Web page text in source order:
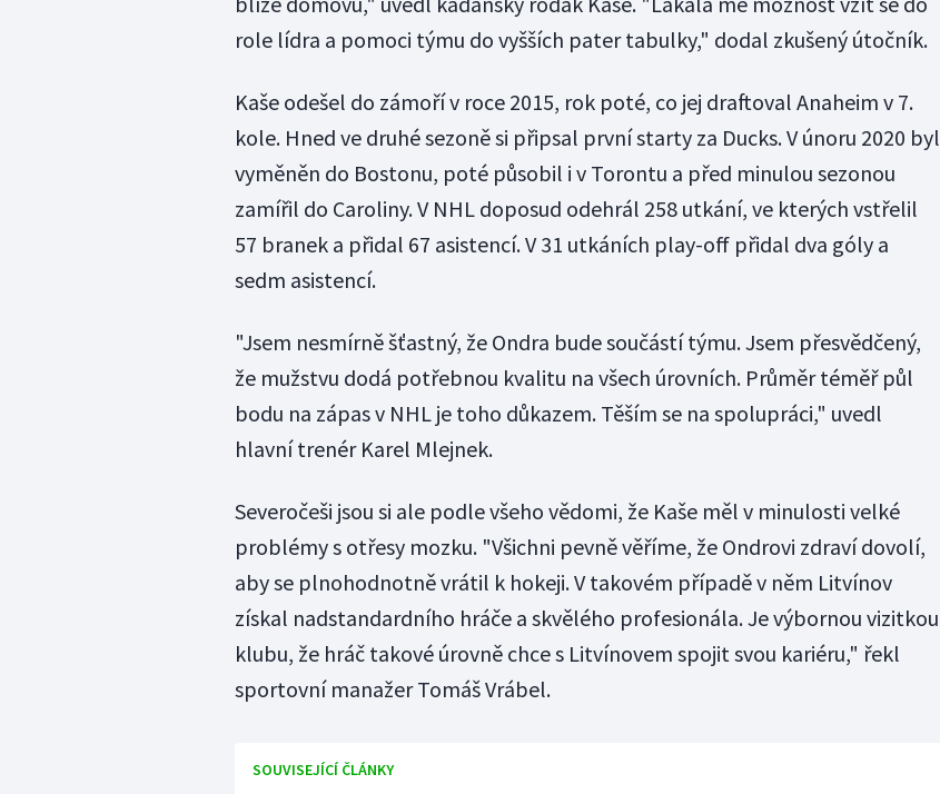
role lídra a pomoci týmu do vyšších pater tabulky," dodal zkušený útočník.
Kaše odešel do zámoří v roce 2015, rok poté, co jej draftoval Anaheim v 7.
kole. Hned ve druhé sezoně si připsal první starty za Ducks. V únoru 2020 byl
vyměněn do Bostonu, poté působil i v Torontu a před minulou sezonou
zamířil do Caroliny. V NHL doposud odehrál 258 utkání, ve kterých vstřelil
57 branek a přidal 67 asistencí. V 31 utkáních play-off přidal dva góly a
sedm asistencí.
"Jsem nesmírně šťastný, že Ondra bude součástí týmu. Jsem přesvědčený,
že mužstvu dodá potřebnou kvalitu na všech úrovních. Průměr téměř půl
bodu na zápas v NHL je toho důkazem. Těším se na spolupráci," uvedl
hlavní trenér Karel Mlejnek.
Severočeši jsou si ale podle všeho vědomi, že Kaše měl v minulosti velké
problémy s otřesy mozku. "Všichni pevně věříme, že Ondrovi zdraví dovolí,
aby se plnohodnotně vrátil k hokeji. V takovém případě v něm Litvínov
získal nadstandardního hráče a skvělého profesionála. Je výbornou vizitkou
klubu, že hráč takové úrovně chce s Litvínovem spojit svou kariéru," řekl
sportovní manažer Tomáš Vrábel.
SOUVISEJÍCÍ ČLÁNKY